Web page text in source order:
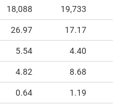
18,088 19,733
26.97 17.17
5.54 4.40
4.82 8.68
0.64 1.19